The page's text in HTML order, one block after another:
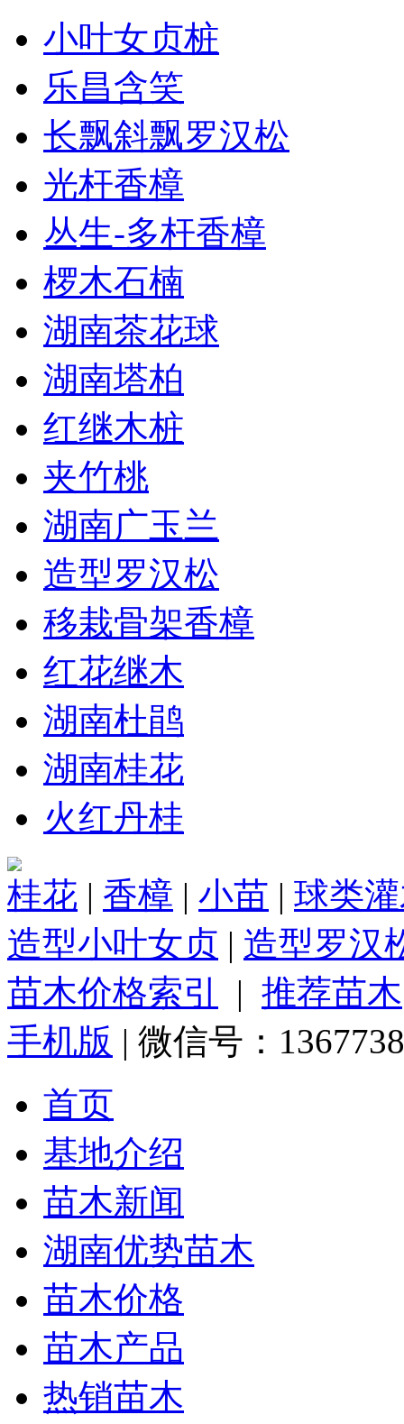
小叶女贞桩
乐昌含笑
长飘斜飘罗汉松
光杆香樟
丛生-多杆香樟
椤木石楠
湖南茶花球
湖南塔柏
红继木桩
夹竹桃
湖南广玉兰
造型罗汉松
移栽骨架香樟
红花继木
湖南杜鹃
湖南桂花
火红丹桂
桂花 | 香樟 | 小苗 | 球类
造型小叶女贞 | 造型罗汉
苗木价格索引
| 推荐苗木
手机版 | 微信号：
首页
基地介绍
苗木新闻
湖南优势苗木
苗木价格
苗木产品
热销苗木